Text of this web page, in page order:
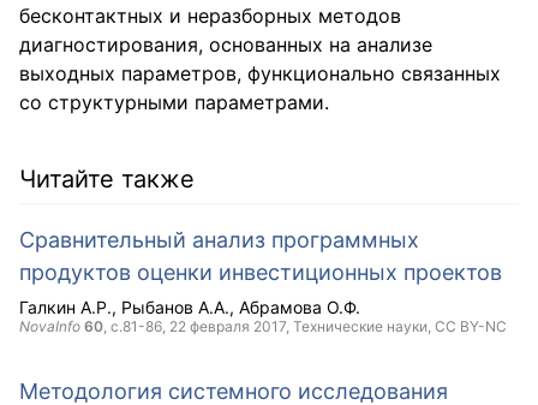
бесконтактных и неразборных методов
диагностирования, основанных на анализе
выходных параметров, функционально связанных
со структурными параметрами.
Читайте также
Сравнительный анализ программных
продуктов оценки инвестиционных проектов
Галкин А.Р. Рыбанов А.А. Абрамова О.Ф.
NovaInfo 60, с.81-86, 22 февраля 2017, Технические науки, CC BY-NC
Методология системного исследования